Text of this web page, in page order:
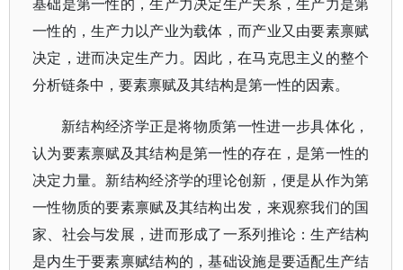
基础是第一性的，生产力决定生产关系，生产力是第
一性的，生产力以产业为载体，而产业又由要素禀赋
决定，进而决定生产力。因此，在马克思主义的整个
分析链条中，要素禀赋及其结构是第一性的因素。
新结构经济学正是将物质第一性进一步具体化，
认为要素禀赋及其结构是第一性的存在，是第一性的
决定力量。 新结构经济学的理论创新，便是从作为第
一性物质的要素禀赋及其结构出发，来观察我们的国
家、社会与发展，进而形成了一系列推论：生产结构
是内生于要素禀赋结构的，基础设施是要适配生产结